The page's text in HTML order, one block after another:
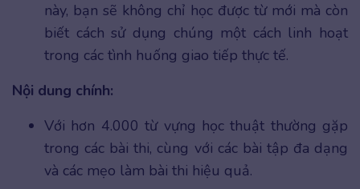
này, bạn sẽ không chỉ học được từ mới mà còn
biết cách sử dụng chúng một cách linh hoạt
trong các tình huống giao tiếp thực tế.
Nội dung chính:
Với hơn 4.000 từ vựng học thuật thường gặp
trong các bài thi, cùng với các bài tập đa dạng
và các mẹo làm bài thi hiệu quả.